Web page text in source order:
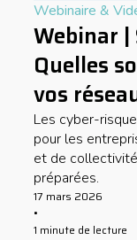
Webinaire &
Webinar |
Quelles
vos
Les cyber-
pour les
et de
préparées.
17 mars 2026
•
1 minute de lecture